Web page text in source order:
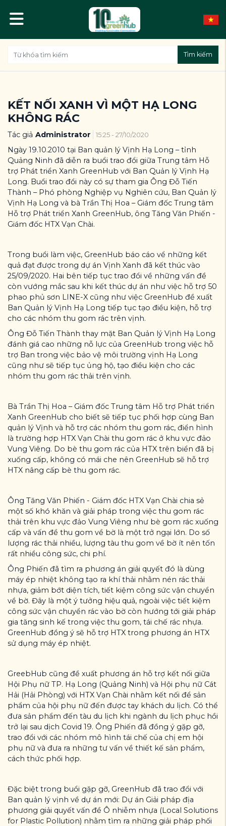
Tìm kiếm
KẾT NỐI XANH VÌ MỘT HẠ LONG
KHÔNG RÁC
Tác giả Administrator 15:25 - 27/10/2020
Ngày 19.10.2010 tại Ban quản lý Vịnh Hạ Long – tỉnh
Quảng Ninh đã diễn ra buổi trao đổi giữa Trung tâm Hỗ
trợ Phát triển Xanh GreenHub với Ban Quản lý Vịnh Hạ
Long. Buổi trao đổi này có sự tham gia Ông Đỗ Tiến
Thành – Phó phòng Nghiệp vụ Nghiên cứu, Ban Quản lý
Vịnh Hạ Long và bà Trần Thị Hoa – Giám đốc Trung tâm
Hỗ trợ Phát triển Xanh GreenHub, ông Tăng Văn Phiến -
Giám đốc HTX Vạn Chài.
Trong buổi làm việc, GreenHub báo cáo vể những kết
quả đạt được trong dự án Vịnh Xanh đã kết thúc vào
25/09/2020. Hai bên tiếp tục trao đổi về những vấn đề
còn vướng mắc sau khi kết thúc dự án như việc hỗ trợ 50
phao phủ sơn LINE-X cũng như việc GreenHub đề xuất
Ban Quản lý Vịnh Hạ Long tiếp tục tạo điều kiện, hỗ trợ
cho các nhóm thu gom rác trên vịnh.
Ông Đỗ Tiến Thành thay mặt Ban Quản lý Vịnh Hạ Long
đánh giá cao những nỗ lực của GreenHub trong việc hỗ
trợ Ban trong việc bảo vệ môi trường vịnh Hạ Long
cũng như sẽ tiếp tục ủng hộ, tạo điều kiện cho các
nhóm thu gom rác thải trên vịnh.
Bà Trần Thị Hoa – Giám đốc Trung tâm Hỗ trợ Phát triển
Xanh GreenHub cho biết sẽ tiếp tục phối hợp cùng Ban
quản lý Vịnh và hỗ trợ các nhóm thu gom rác, điển hình
là trường hợp HTX Vạn Chài thu gom rác ở khu vực đảo
Vung Viêng. Do bè thu gom rác của HTX trên biển đã bị
xuống cấp, không có mái che nên GreenHub sẽ hỗ trợ
HTX nâng cấp bè thu gom rác.
Ông Tăng Văn Phiến - Giám đốc HTX Vạn Chài chia sẻ
một số khó khăn và giải pháp trong việc thu gom rác
thải trên khu vực đảo Vung Viêng như bè gom rác xuống
cấp và vấn đề thu gom về bờ là một trở ngại lớn. Do số
lượng rác thải nhiều, lượng tàu thu gom về bờ ít nên tốn
rất nhiều công sức, chi phí.
Ông Phiến đã tìm ra phương án giải quyết đó là dùng
máy ép nhiệt không tạo ra khí thải nhằm nén rác thải
nhựa, giảm bớt diện tích, tiết kiệm công sức vận chuyển
về bờ. Đây là một ý tưởng hiệu quả, ngoài việc tiết kiệm
công sức vận chuyển rác vào bờ còn hướng tới giải pháp
gia tăng sinh kế trong việc thu gom, tái chế rác nhựa.
GreenHub đồng ý sẽ hỗ trợ HTX trong phương án HTX
sử dụng máy ép nhiệt.
GreebHub cũng đề xuất phương án hỗ trợ kết nối giữa
Hội Phụ nữ TP. Hạ Long (Quảng Ninh) và Hội phụ nữ Cát
Hải (Hải Phòng) với HTX Vạn Chài nhằm kết nối để sản
phẩm của hội phụ nữ đến được tay khách du lịch. Có thể
đưa sản phẩm đến tàu du lịch khi ngành du lịch phục hồi
trở lại sau dịch Covid 19. Ông Phiến đã đồng ý gặp gỡ,
trao đổi với các nhóm mô hình tái chế của chị em hội
phụ nữ và đưa ra những tư vấn về thiết kế sản phẩm,
cách thức phối hợp.
Đặc biệt trong buổi gặp gỡ, GreenHub đã trao đổi với
Ban quản lý vịnh về dự án mới: Dự án Giải pháp địa
phương giải quyết vấn đề Ô nhiễm nhựa (Local Solutions
for Plastic Pollution) nhằm tìm ra những giải pháp phối